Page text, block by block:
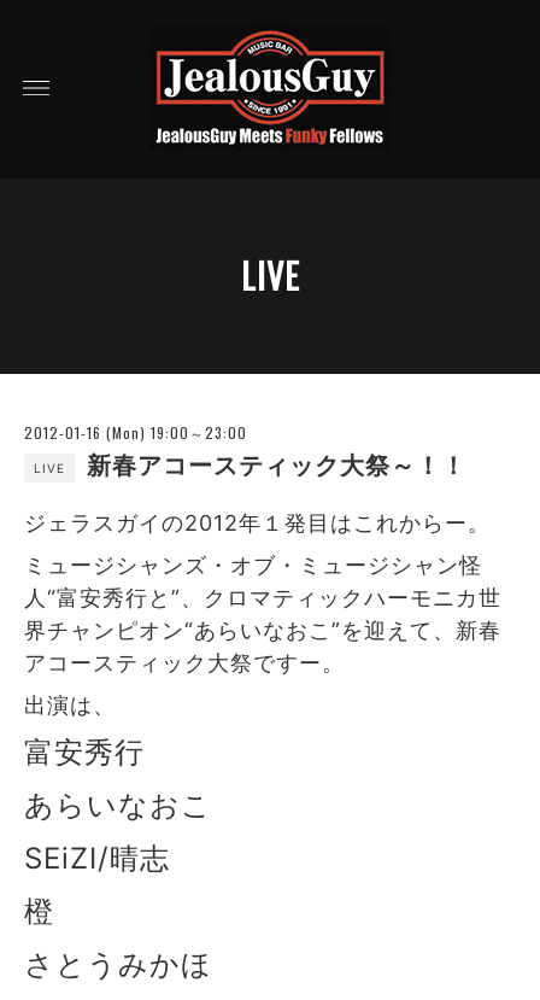
LIVE
2012-01-16 (Mon) 19:00～23:00
LIVE 新春アコースティック大祭～！！
ジェラスガイの2012年１発目はこれからー。
ミュージシャンズ・オブ・ミュージシャン怪
人“富安秀行と”、クロマティックハーモニカ世
界チャンピオン“あらいなおこ”を迎えて、新春
アコースティック大祭ですー。
出演は、
富安秀行
あらいなおこ
SEiZI/晴志
橙
さとうみかほ